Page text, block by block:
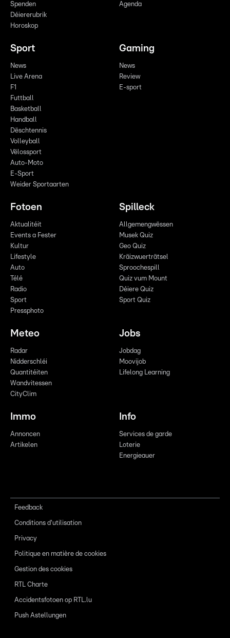
Spenden
Déiererubrik
Horoskop
Agenda
Sport
News
Live Arena
F1
Futtball
Basketball
Handball
Dëschtennis
Volleyball
Vëlossport
Auto-Moto
E-Sport
Weider Sportaarten
Gaming
News
Review
E-sport
Fotoen
Aktualitéit
Events a Fester
Kultur
Lifestyle
Auto
Télé
Radio
Sport
Pressphoto
Spilleck
Allgemengwëssen
Musek Quiz
Geo Quiz
Kräizwuerträtsel
Sproochespill
Quiz vum Mount
Déiere Quiz
Sport Quiz
Meteo
Radar
Nidderschléi
Quantitéiten
Wandvitessen
CityClim
Jobs
Jobdag
Moovijob
Lifelong Learning
Immo
Annoncen
Artikelen
Info
Services de garde
Loterie
Energieauer
Feedback
Conditions d'utilisation
Privacy
Politique en matière de cookies
Gestion des cookies
RTL Charte
Accidentsfotoen op RTL.lu
Push Astellungen